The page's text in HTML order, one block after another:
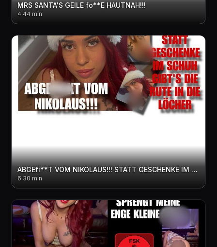
MRS SANTA'S GEILE fo**E HAUTNAH!!!
4.44 min
ABGEfi**T VOM NIKOLAUS!!! STATT GESCHENKE IM SCHUH GIBT'S DIE RUTE IN DIE LÖCHER
6.30 min